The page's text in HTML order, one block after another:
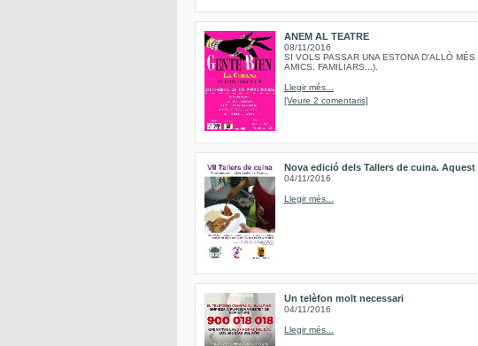
ANEM AL TEATRE
08/11/2016
SI VOLS PASSAR UNA ESTONA D'ALLÒ
AMICS, FAMILIARS...).
Llegir més...
[Veure 2 comentaris]
Nova edició dels Tallers de cuina.
04/11/2016
Llegir més...
Un telèfon molt necessari
04/11/2016
Llegir més...